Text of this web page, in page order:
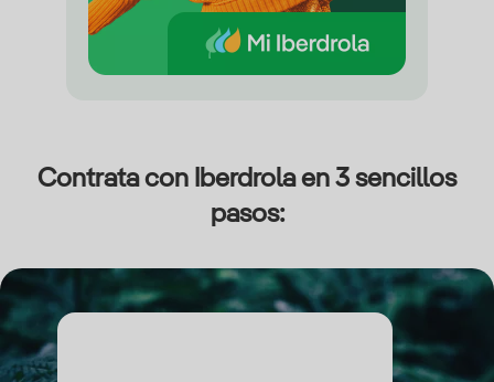
Contrata con Iberdrola en 3 sencillos
pasos: